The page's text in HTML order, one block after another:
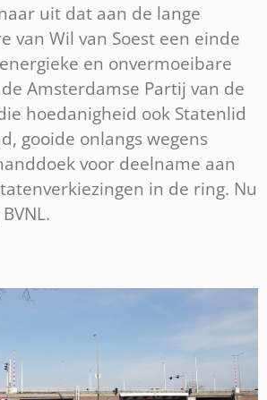
uit dat aan de lange
van Wil van Soest een einde
en onvermoeibare
Amsterdamse Partij van de
hoedanigheid ook Statenlid
gooide onlangs wegens
voor deelname aan
in de ring. Nu